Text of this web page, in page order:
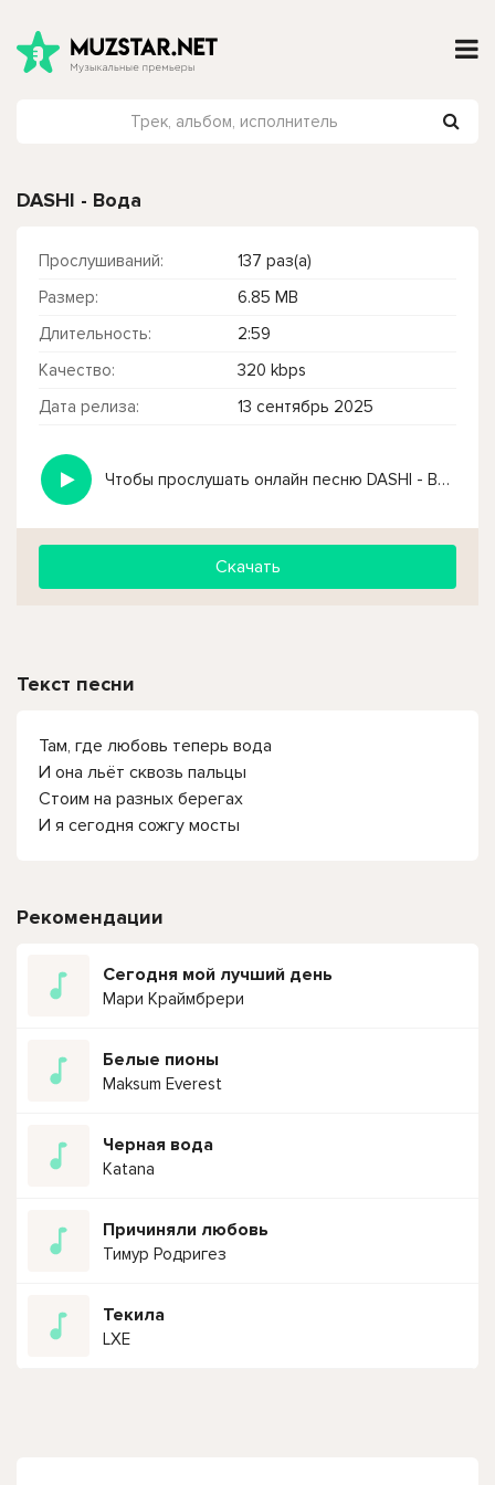
DASHI - Вода
Прослушиваний:
137 раз(а)
Размер:
6.85 MB
Длительность:
2:59
Качество:
320 kbps
Дата релиза:
13 сентябрь 2025
Чтобы прослушать онлайн песню DASHI - Вода нажмите на кнопку плей с светом зелений
Скачать
Текст песни
Там, где любовь теперь вода
И она льёт сквозь пальцы
Стоим на разных берегах
И я сегодня сожгу мосты
Рекомендации
Сегодня мой лучший день
Мари Краймбрери
Белые пионы
Maksum Everest
Черная вода
Katana
Причиняли любовь
Тимур Родригез
Текила
LXE